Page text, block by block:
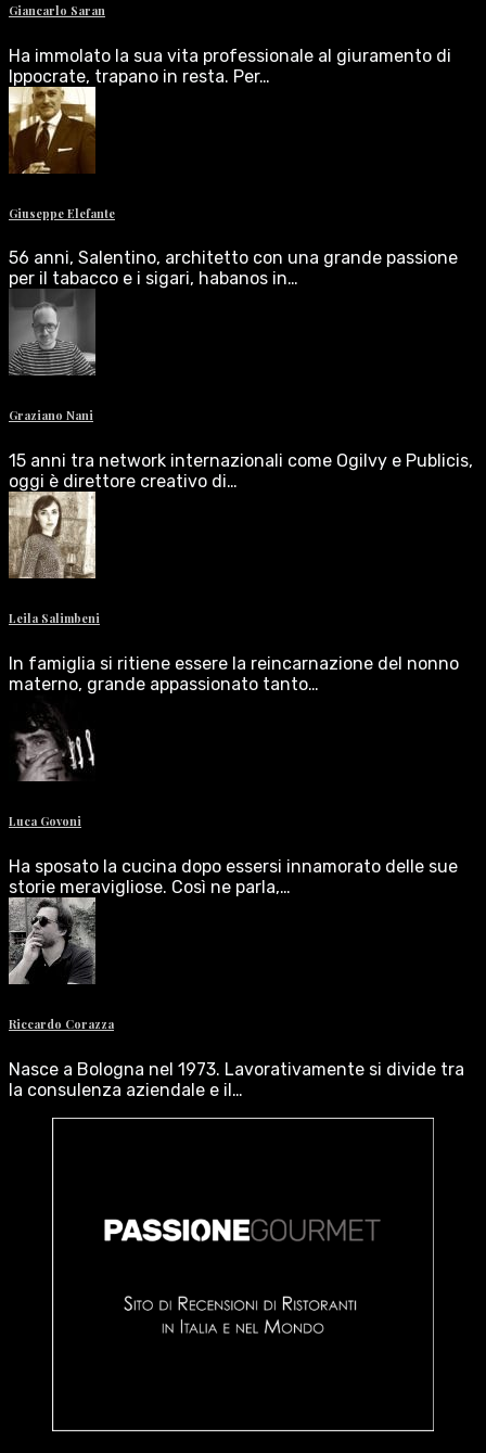
Giancarlo Saran
Ha immolato la sua vita professionale al giuramento di
Ippocrate, trapano in resta. Per…
Giuseppe Elefante
56 anni, Salentino, architetto con una grande passione
per il tabacco e i sigari, habanos in…
Graziano Nani
15 anni tra network internazionali come Ogilvy e Publicis,
oggi è direttore creativo di…
Leila Salimbeni
In famiglia si ritiene essere la reincarnazione del nonno
materno, grande appassionato tanto…
Luca Govoni
Ha sposato la cucina dopo essersi innamorato delle sue
storie meravigliose. Così ne parla,…
Riccardo Corazza
Nasce a Bologna nel 1973. Lavorativamente si divide tra
la consulenza aziendale e il…